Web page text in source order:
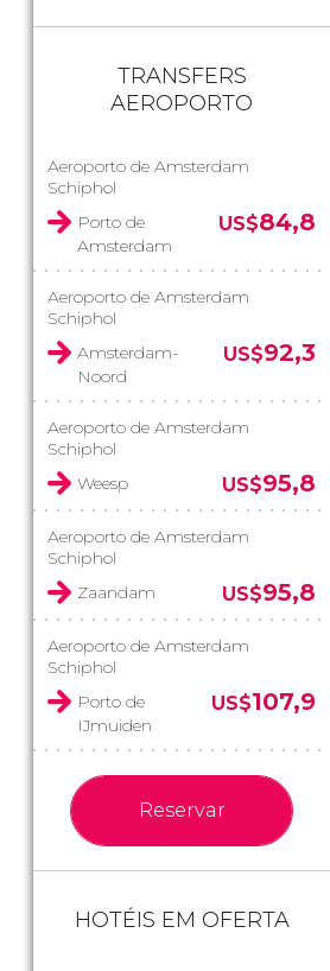
TRANSFERS
AEROPORTO
Aeroporto de Amsterdam
Schiphol
Porto de
Amsterdam
US$84,8
Aeroporto de Amsterdam
Schiphol
Amsterdam-
Noord
US$92,3
Aeroporto de Amsterdam
Schiphol
Weesp
US$95,8
Aeroporto de Amsterdam
Schiphol
Zaandam
US$95,8
Aeroporto de Amsterdam
Schiphol
Porto de
IJmuiden
US$107,9
Reservar
HOTÉIS EM OFERTA